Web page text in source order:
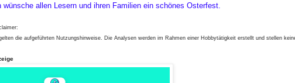
wünsche allen Lesern und ihren Familien ein schönes Osterfest.
die aufgeführten Nutzungshinweise. Die Analysen werden im Rahmen einer Hobbytätigkeit erstellt und stellen